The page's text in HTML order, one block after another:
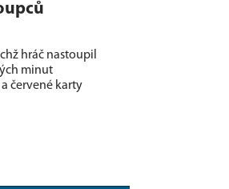
hráč nastoupil
minut
a červené karty